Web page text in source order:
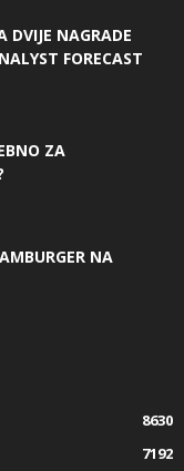
DVIJE NAGRADE
FORECAST
ZA
NA
8630
7192